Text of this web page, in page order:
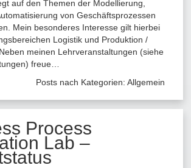
auf den Themen der Modellierung,
von Geschäftsprozessen
Mein besonderes Interesse gilt hierbei
Logistik und Produktion /
meinen Lehrveranstaltungen (siehe
freue…
Posts nach Kategorien: Allgemein
Process
Lab –